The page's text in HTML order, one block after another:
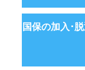
国保の加入･